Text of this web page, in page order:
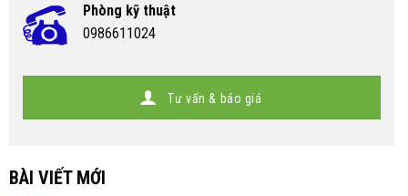
Phòng kỹ thuật
0986611024
Tư vấn & báo giá
BÀI VIẾT MỚI